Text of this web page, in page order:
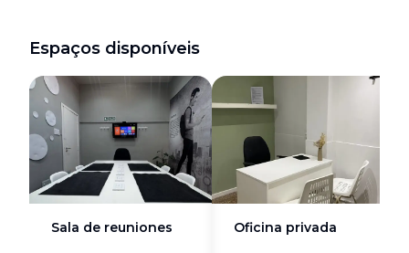
Espaços disponíveis
Sala de reuniones Oficina privada